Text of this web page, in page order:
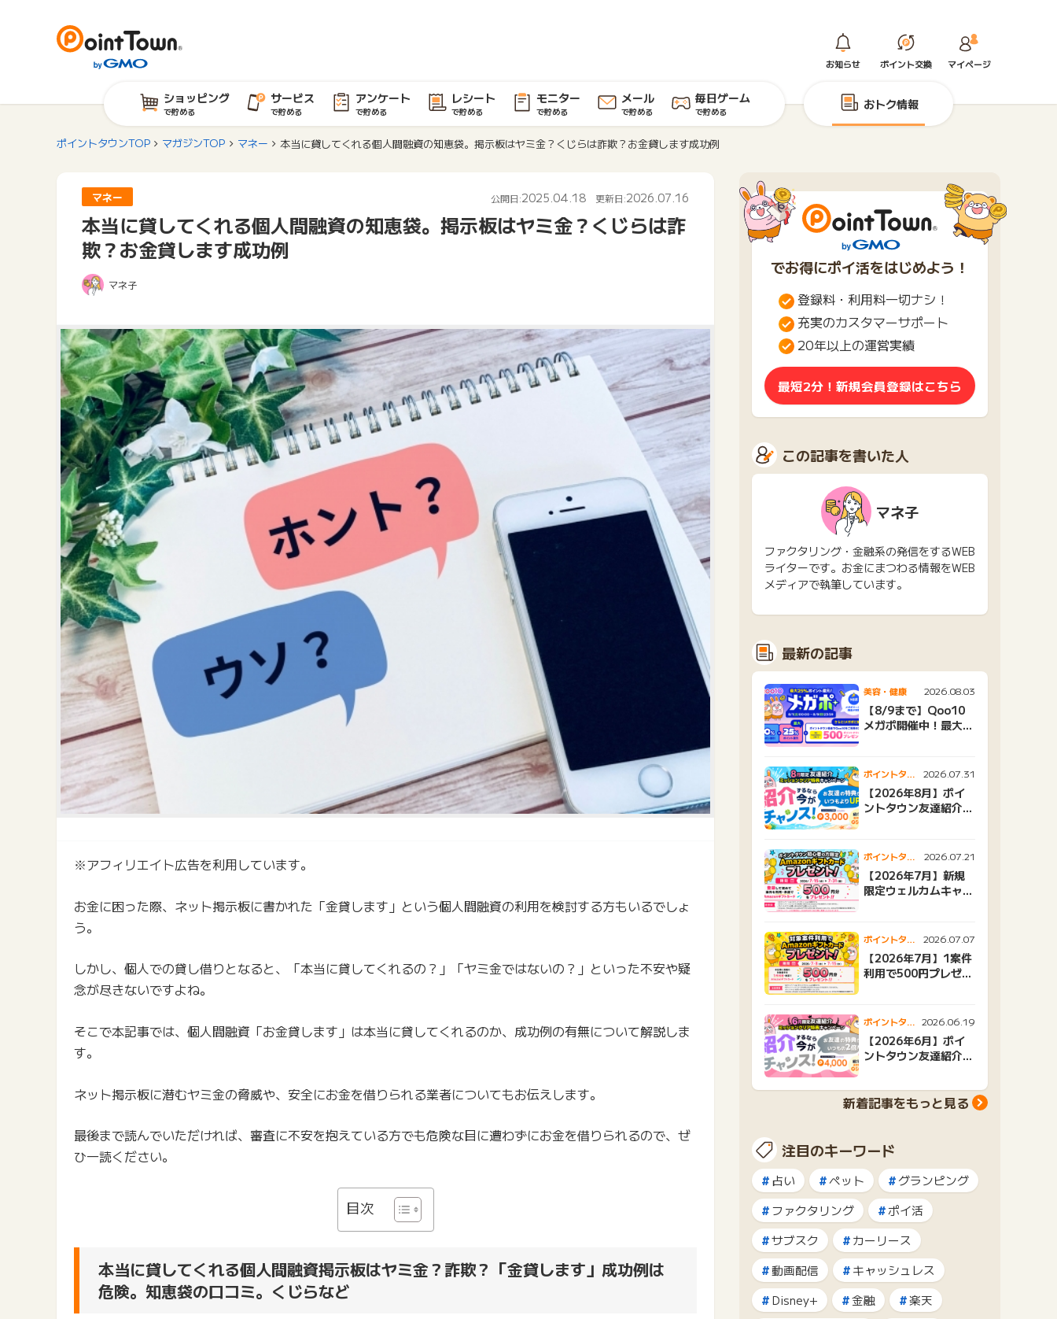
お知らせ ポイント交換 マイページ
ショッピング
で貯める
サービス
で貯める
アンケート
で貯める
レシート
で貯める
モニター
で貯める
メール
で貯める
毎日ゲーム
で貯める おトク情報
ポイントタウンTOP マガジンTOP マネー 本当に貸してくれる個人間融資の知恵袋。掲示板はヤミ金？くじらは詐欺？お金貸します成功例
マネー 公開日:2025.04.18 更新日:2026.07.16
本当に貸してくれる個人間融資の知恵袋。掲示板はヤミ金？くじらは詐
欺？お金貸します成功例
マネ子
※アフィリエイト広告を利用しています。
お金に困った際、ネット掲示板に書かれた「金貸します」という個人間融資の利用を検討する方もいるでしょ
う。
しかし、個人での貸し借りとなると、「本当に貸してくれるの？」「ヤミ金ではないの？」といった不安や疑
念が尽きないですよね。
そこで本記事では、個人間融資「お金貸します」は本当に貸してくれるのか、成功例の有無について解説しま
す。
ネット掲示板に潜むヤミ金の脅威や、安全にお金を借りられる業者についてもお伝えします。
最後まで読んでいただければ、審査に不安を抱えている方でも危険な目に遭わずにお金を借りられるので、ぜ
ひ一読ください。
目次
本当に貸してくれる個人間融資掲示板はヤミ金？詐欺？「金貸します」成功例は
危険。知恵袋の口コミ。くじらなど
でお得にポイ活をはじめよう！
登録料・利用料一切ナシ！
充実のカスタマーサポート
20年以上の運営実績
最短2分！新規会員登録はこちら
この記事を書いた人
マネ子
ファクタリング・金融系の発信をするWEB
ライターです。お金にまつわる情報をWEB
メディアで執筆しています。
最新の記事
美容・健康 2026.08.03
【8/9まで】Qoo10
メガポ開催中！最大
ポイントタウ
ンニュース
2026.07.31
【2026年8月】ポイ
ントタウン友達紹介キ
ポイントタウ
ンニュース
2026.07.21
【2026年7月】新規
限定ウェルカムキャン
ポイントタウ
ンニュース
2026.07.07
【2026年7月】1案件
利用で500円プレゼン
ポイントタウ
ンニュース
2026.06.19
【2026年6月】ポイ
ントタウン友達紹介キ
新着記事をもっと見る
注目のキーワード
占い ペット
グランピング
ファクタリング
ポイ活
サブスク
カーリース
動画配信
キャッシュレス
Disney+
金融
楽天